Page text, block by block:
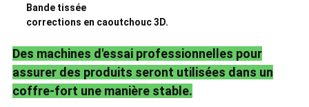
Bande tissée
corrections en caoutchouc 3D.
Des machines d'essai professionnelles pour
assurer des produits seront utilisées dans un
coffre-fort une manière stable.